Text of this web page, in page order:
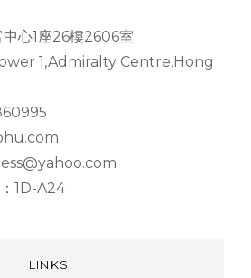
心1座26樓2606室
1,Admiralty Centre,Hong
1D-A24
LINKS